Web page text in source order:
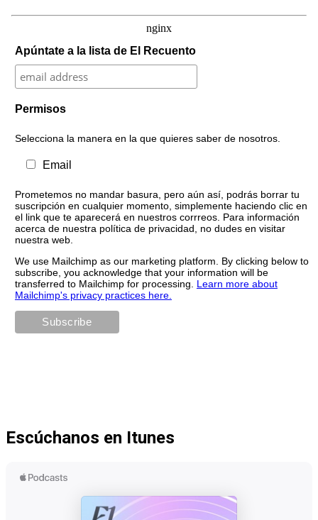
Apúntate a la lista de El Recuento
Permisos
Selecciona la manera en la que quieres saber de nosotros.
Email
Prometemos no mandar basura, pero aún así, podrás borrar tu
suscripción en cualquier momento, simplemente haciendo clic en
el link que te aparecerá en nuestros corrreos. Para información
acerca de nuestra política de privacidad, no dudes en visitar
nuestra web.
We use Mailchimp as our marketing platform. By clicking below to
subscribe, you acknowledge that your information will be
transferred to Mailchimp for processing. Learn more about
Mailchimp's privacy practices here.
Escúchanos en Itunes